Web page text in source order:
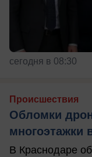
сегодня в 08:30
Происшествия
Обломки
многоэтажки
В Краснодаре